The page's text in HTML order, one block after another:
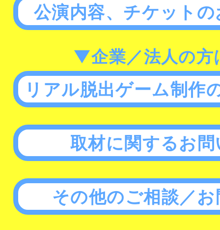
公演内容、チケット
▼企業／法人の方
リアル脱出ゲーム制作
取材に関するお
その他のご相談／